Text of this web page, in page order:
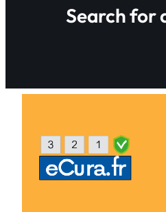
Search for